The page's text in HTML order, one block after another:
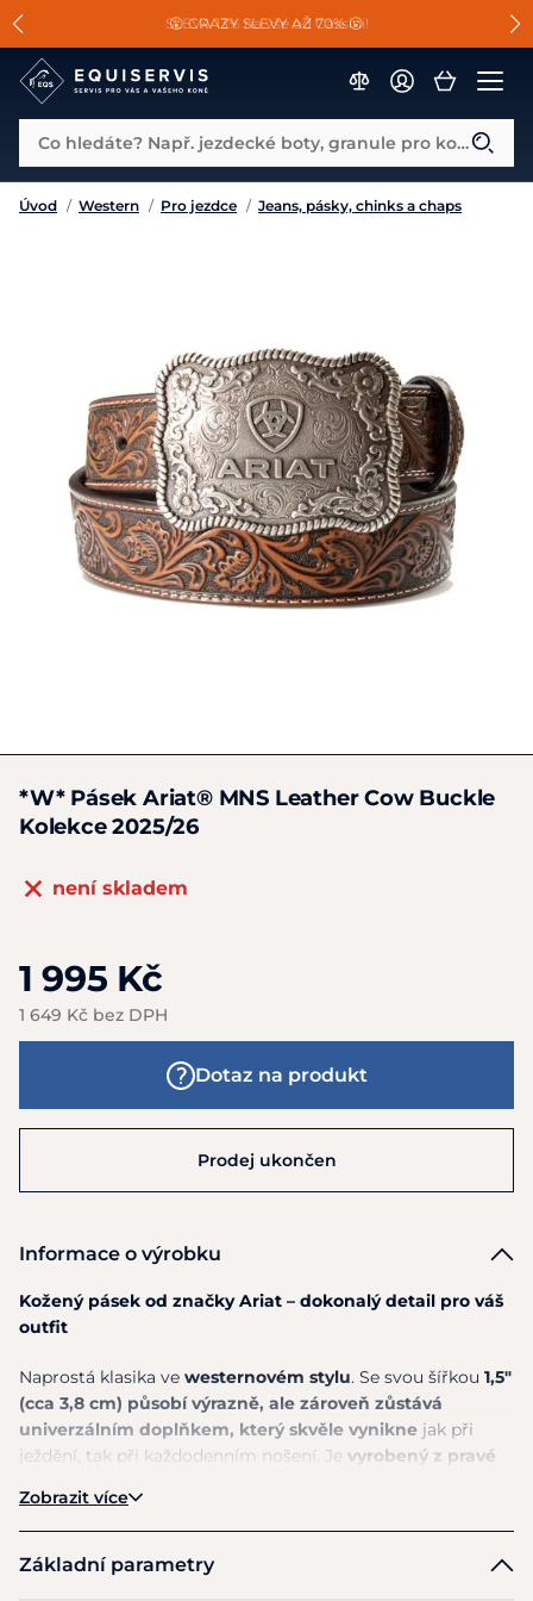
SLEVA 13% na vše od Cassini!
😮 CRAZY SLEVY AŽ 70% 😮
📐Pasování a doplňky k vybraným sedlům ZDARMA 🐴
Co hledáte? Např. jezdecké boty, granule pro koně...
Úvod / Western / Pro jezdce / Jeans, pásky, chinks a chaps
*W* Pásek Ariat® MNS Leather Cow Buckle
Kolekce 2025/26
není skladem
1 995 Kč
1 649 Kč bez DPH
Dotaz na produkt
Prodej ukončen
Informace o výrobku
Kožený pásek od značky Ariat – dokonalý detail pro váš
outfit
Naprostá klasika ve westernovém stylu. Se svou šířkou 1,5"
(cca 3,8 cm) působí výrazně, ale zároveň zůstává
univerzálním doplňkem, který skvěle vynikne jak při
ježdění, tak při každodenním nošení. Je vyrobený z pravé
prošíváním působí jedinečně a stylově. Pásek je
doplněnodepínatelnou sponouz patinovaného stříbra,
která dodává celku autentický charakter.
Zobrazit více
Základní parametry